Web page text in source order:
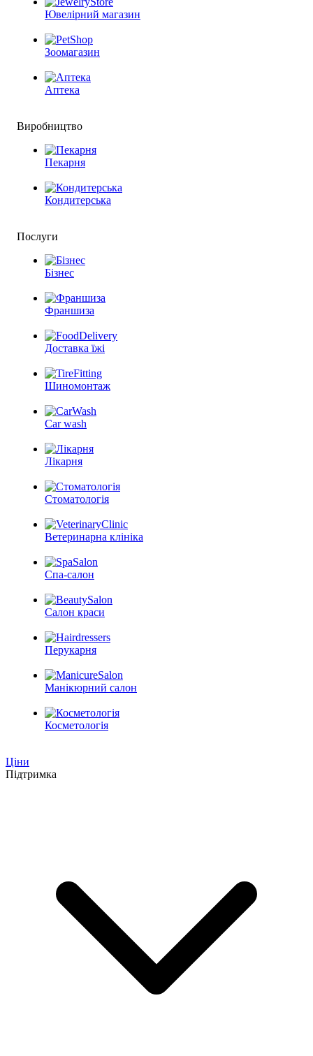
Ювелірний магазин
Зоомагазин
Аптека
Виробництво
Пекарня
Кондитерська
Послуги
Бізнес
Франшиза
Доставка їжі
Шиномонтаж
Car wash
Лікарня
Стоматологія
Ветеринарна клініка
Спа-салон
Салон краси
Перукарня
Манікюрний салон
Косметологія
Ціни
Підтримка